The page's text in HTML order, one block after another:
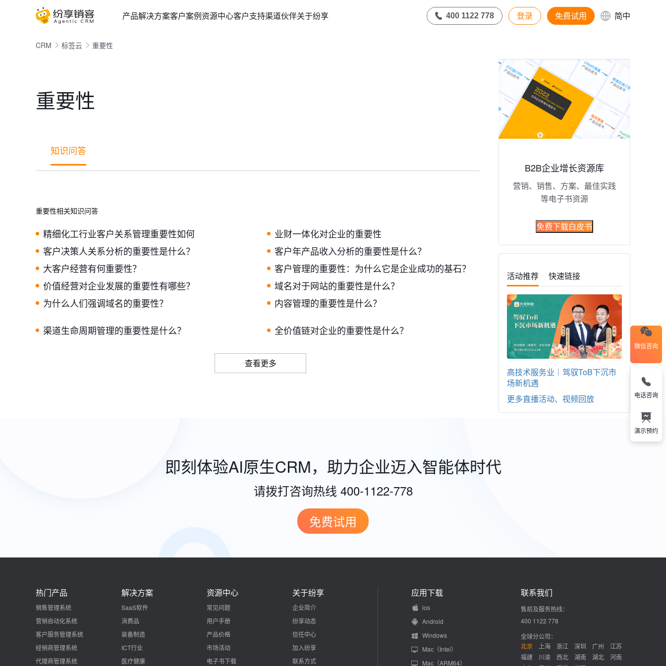
产品解决方案客户案例资源中心客户支持渠道伙伴关于纷享 400 1122 778 登录 免费试用 简中
CRM 标签云 重要性
重要性
知识问答
重要性相关知识问答
精细化工行业客户关系管理重要性如何
业财一体化对企业的重要性
客户决策人关系分析的重要性是什么？
客户年产品收入分析的重要性是什么？
大客户经营有何重要性？
客户管理的重要性：为什么它是企业成功的基石？
价值经营对企业发展的重要性有哪些？
域名对于网站的重要性是什么？
为什么人们强调域名的重要性？
内容管理的重要性是什么？
渠道生命周期管理的重要性是什么？ 全价值链对企业的重要性是什么？
查看更多
B2B企业增长资源库
营销、销售、方案、最佳实践
等电子书资源
免费下载白皮书
活动推荐 快速链接
高技术服务业｜驾驭ToB下沉市
场新机遇
更多直播活动、视频回放
即刻体验AI原生CRM，助力企业迈入智能体时代
请拨打咨询热线 400-1122-778
免费试用
微信咨询
电话咨询
演示预约
热门产品
销售管理系统
营销自动化系统
客户服务管理系统
经销商管理系统
代理商管理系统
解决方案
SaaS软件
消费品
装备制造
ICT行业
医疗健康
资源中心
常见问题
用户手册
产品价格
市场活动
电子书下载
关于纷享
企业简介
纷享动态
信任中心
加入纷享
联系方式
应用下载
ios
Android
Windows
Mac（Intel）
Mac（ARM64）
联系我们
售前及服务热线：
400 1122 778
全球分公司：
北京
上海 浙江 深圳 广州
江苏
福建
川渝 西北 湖南 湖北
河南